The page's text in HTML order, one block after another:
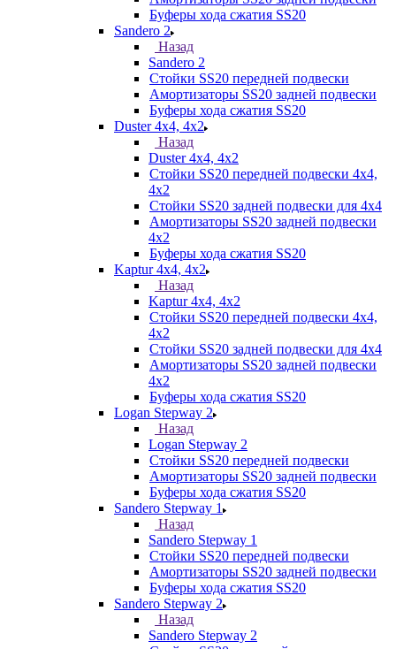
Буферы хода сжатия SS20
Sandero 2
Назад
Sandero 2
Стойки SS20 передней подвески
Амортизаторы SS20 задней подвески
Буферы хода сжатия SS20
Duster 4х4, 4x2
Назад
Duster 4х4, 4x2
Стойки SS20 передней подвески 4х4,
4x2
Стойки SS20 задней подвески для 4х4
Амортизаторы SS20 задней подвески
4х2
Буферы хода сжатия SS20
Kaptur 4х4, 4х2
Назад
Kaptur 4х4, 4х2
Стойки SS20 передней подвески 4х4,
4x2
Стойки SS20 задней подвески для 4х4
Амортизаторы SS20 задней подвески
4х2
Буферы хода сжатия SS20
Logan Stepway 2
Назад
Logan Stepway 2
Стойки SS20 передней подвески
Амортизаторы SS20 задней подвески
Буферы хода сжатия SS20
Sandero Stepway 1
Назад
Sandero Stepway 1
Стойки SS20 передней подвески
Амортизаторы SS20 задней подвески
Буферы хода сжатия SS20
Sandero Stepway 2
Назад
Sandero Stepway 2